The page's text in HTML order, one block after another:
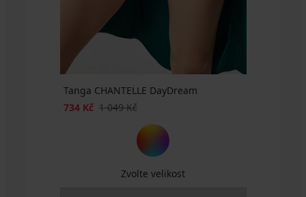
Tanga CHANTELLE DayDream
734 Kč 1 049 Kč
Zvolte velikost